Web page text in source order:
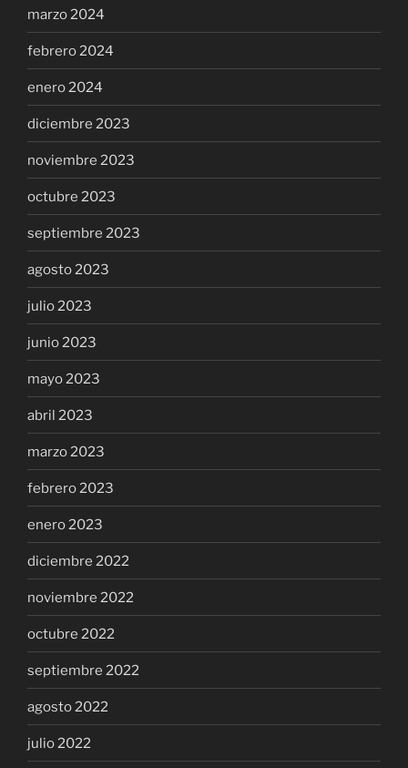
marzo 2024
febrero 2024
enero 2024
diciembre 2023
noviembre 2023
octubre 2023
septiembre 2023
agosto 2023
julio 2023
junio 2023
mayo 2023
abril 2023
marzo 2023
febrero 2023
enero 2023
diciembre 2022
noviembre 2022
octubre 2022
septiembre 2022
agosto 2022
julio 2022